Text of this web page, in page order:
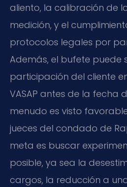
aliento, la calibración de
medición, y el
protocolos legales por
Además, el bufete puede
participación del cliente
VASAP antes de la fecha
menudo es visto
jueces del condado de
meta es buscar
posible, ya sea la
cargos, la reducción a